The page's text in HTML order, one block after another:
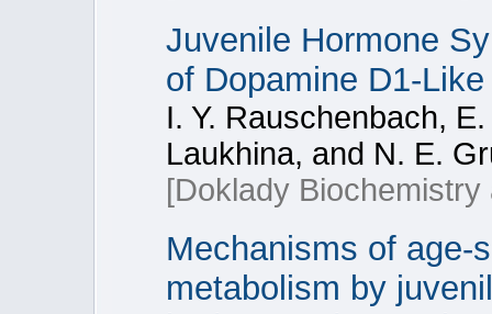
Juvenile Hormone
of Dopamine D1-
I. Y. Rauschenbach,
Laukhina, and N. E.
[Doklady
Mechanisms of age-
metabolism by